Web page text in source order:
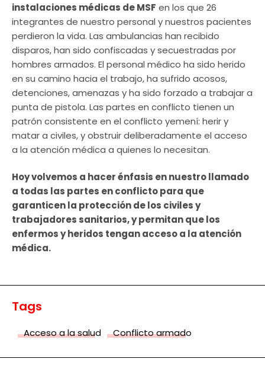
instalaciones médicas de MSF en los que 26
integrantes de nuestro personal y nuestros pacientes
perdieron la vida. Las ambulancias han recibido
disparos, han sido confiscadas y secuestradas por
hombres armados. El personal médico ha sido herido
en su camino hacia el trabajo, ha sufrido acosos,
detenciones, amenazas y ha sido forzado a trabajar a
punta de pistola. Las partes en conflicto tienen un
patrón consistente en el conflicto yemení: herir y
matar a civiles, y obstruir deliberadamente el acceso
a la atención médica a quienes lo necesitan.
Hoy volvemos a hacer énfasis en nuestro llamado
a todas las partes en conflicto para que
garanticen la protección de los civiles y
trabajadores sanitarios, y permitan que los
enfermos y heridos tengan acceso a la atención
médica.
Tags
Acceso a la salud Conflicto armado